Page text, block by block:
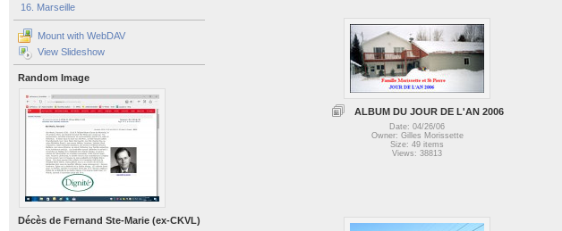
16. Marseille
Mount with WebDAV
View Slideshow
Random Image
Décès de Fernand Ste-Marie (ex-CKVL)
ALBUM DU JOUR DE L'AN 2006
Date: 04/26/06
Owner: Gilles Morissette
Size: 49 items
Views: 38813